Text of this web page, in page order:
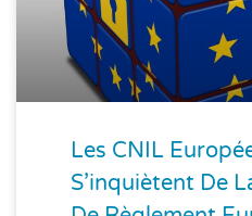
Les CNIL
S’inquiètent De